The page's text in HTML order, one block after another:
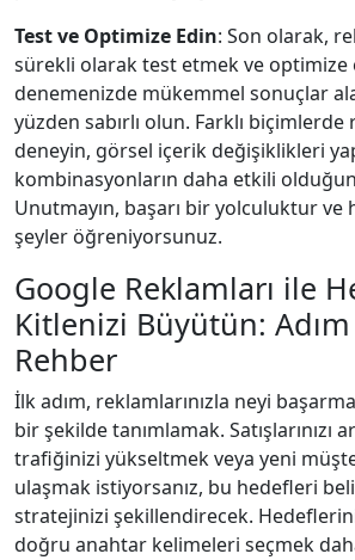
Test ve Optimize Edin: Son olarak,
sürekli olarak test etmek ve
denemenizde mükemmel sonuçlar
yüzden sabırlı olun. Farklı
deneyin, görsel içerik değişiklikleri
kombinasyonların daha etkili
Unutmayın, başarı bir yolculuktur ve
şeyler öğreniyorsunuz.
Google Reklamları ile
Kitlenizi Büyütün: Adım
Rehber
İlk adım, reklamlarınızla neyi
bir şekilde tanımlamak. Satışlarınızı
trafiğinizi yükseltmek veya yeni
ulaşmak istiyorsanız, bu hedefleri
stratejinizi şekillendirecek.
doğru anahtar kelimeleri seçmek